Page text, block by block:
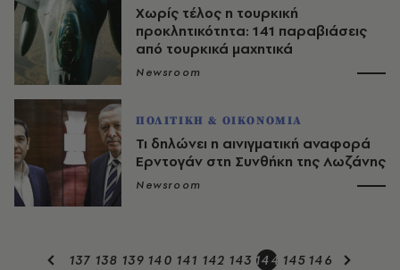
Χωρίς τέλος η τουρκική
προκλητικότητα: 141 παραβιάσεις
από τουρκικά μαχητικά
Newsroom
ΠΟΛΙΤΙΚΗ & ΟΙΚΟΝΟΜΙΑ
Τι δηλώνει η αινιγματική αναφορά
Ερντογάν στη Συνθήκη της Λωζάνης
Newsroom
137 138 139 140 141 142 143 144 145 146